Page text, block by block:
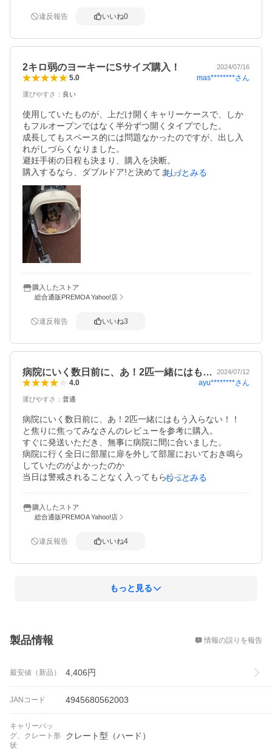
違反報告 いいね0
2キロ弱のヨーキーにSサイズ購入！ 2024/07/16
5.0 mas********さん
運びやすさ ： 良い
使用していたものが、上だけ開くキャリーケースで、しか
もフルオープンではなく半分ずつ開くタイプでした。
成長してもスペース的には問題なかったのですが、出し入
れがしづらくなりました。
避妊手術の日程も決まり、購入を決断。
購入するなら、ダブルドア!と決めてました。
サイズは以前の物とほぼ同じですが、しっかりしてるのに
軽く感じました。
到着当日にリビングに置いたところ早速入ってくれまし
た。先日はドライブでも使用しました。
もっとみる
購入したストア
総合通販PREMOA Yahoo!店
違反報告 いいね3
病院にいく数日前に、あ！2匹一緒にはも… 2024/07/12
4.0 ayu********さん
運びやすさ ： 普通
病院にいく数日前に、あ！2匹一緒にはもう入らない！！
と焦りに焦ってみなさんのレビューを参考に購入。
すぐに発送いただき、無事に病院に間に合いました。
病院に行く全日に部屋に扉を外して部屋においておき鳴ら
していたのがよかったのか
当日は警戒されることなく入ってもらうことができまし
ただ、、、
上の取っ手のところが本体から外れてしまうのではないか
上だけを持って外を歩くのが怖くて抱えていきました。
もっとみる
購入したストア
総合通販PREMOA Yahoo!店
違反報告 いいね4
もっと見る
製品情報 情報の誤りを報告
最安値（新品） 4,406円
JANコード 4945680562003
キャリーバッ
グ、クレート形
状
クレート型（ハード）